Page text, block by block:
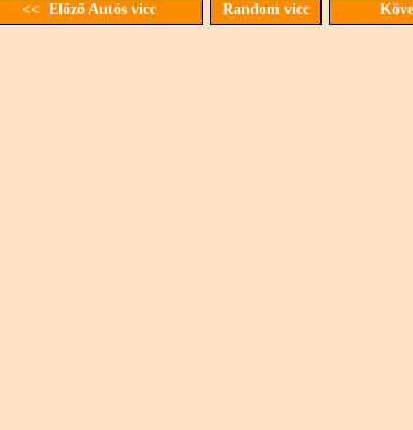
<< Előző Autós vicc Random vicc